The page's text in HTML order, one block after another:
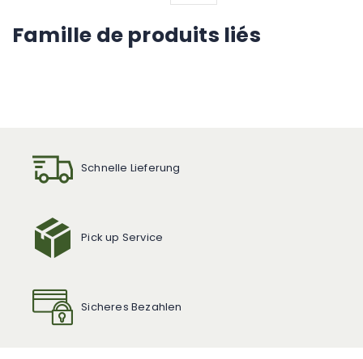
Famille de produits liés
Schnelle Lieferung
Pick up Service
Sicheres Bezahlen